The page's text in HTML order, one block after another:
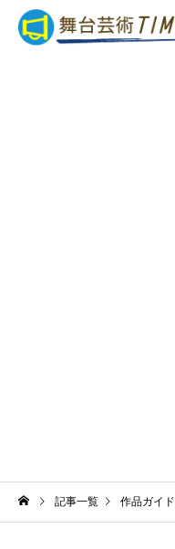
記事一覧 作品ガイド